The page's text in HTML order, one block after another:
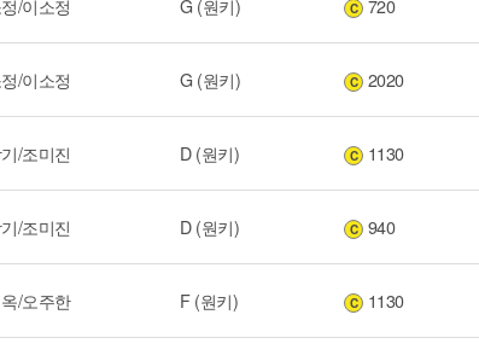
/이소정 G (원키) C 720
/이소정 G (원키) C 2020
/조미진 D (원키) C 1130
/조미진 D (원키) C 940
/오주한 F (원키) C 1130